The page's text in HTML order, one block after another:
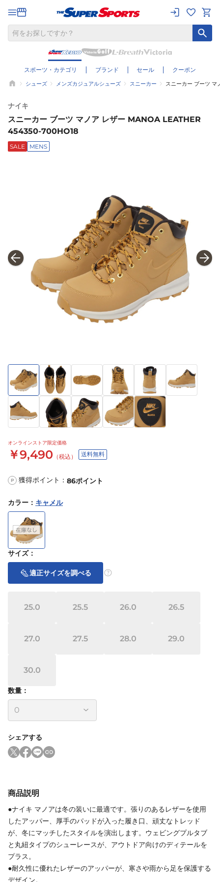
スポーツ・カテゴリ ブランド セール クーポン
シューズ メンズカジュアルシューズ スニーカー スニーカー ブーツ
ナイキ
スニーカー ブーツ マノア レザー MANOA LEATHER
454350-700HO18
SALE MENS
オンラインストア限定価格
￥9,490 （税込） 送料無料
P 獲得ポイント： 86ポイント
カラー ： キャメル
サイズ：
適正サイズを調べる
25.0 25.5 26.0 26.5
27.0 27.5 28.0 29.0
30.0
数量：
シェアする
商品説明
●ナイキ マノアは冬の装いに最適です。張りのあるレザーを使用
したアッパー、厚手のパッドが入った履き口、頑丈なトレッド
が、冬にマッチしたスタイルを演出します。ウェビングプルタブ
と丸紐タイプのシューレースが、アウトドア向けのディテールを
プラス。
●耐久性に優れたレザーのアッパーが、寒さや雨から足を保護する
デザイン。